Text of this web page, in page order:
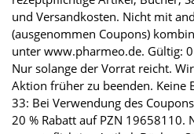
und Versandkosten. Nicht mit
(ausgenommen Coupons)
unter www.pharmeo.de. Gültig:
Nur solange der Vorrat reicht.
Aktion früher zu beenden. Keine
33: Bei Verwendung des
20 % Rabatt auf PZN 19658110.